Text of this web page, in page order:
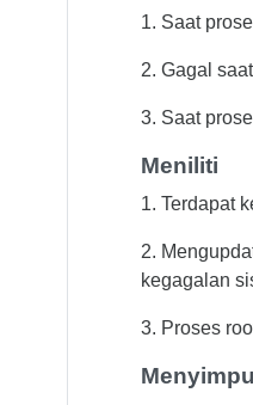
1. Saat
2. Gagal
3. Saat
Meniliti
1. Terdapat
2.
kegagalan
3. Proses